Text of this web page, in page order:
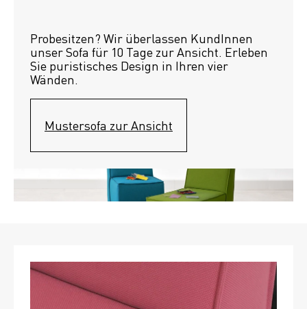
Probesitzen? Wir überlassen KundInnen
unser Sofa für 10 Tage zur Ansicht. Erleben
Sie puristisches Design in Ihren vier
Wänden.
Mustersofa zur Ansicht